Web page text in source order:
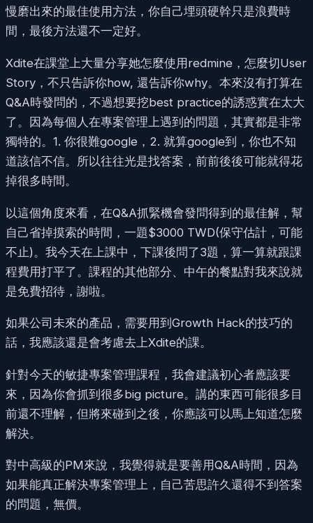
慢磨出來的最佳使用方法，你自己埋頭硬幹只是浪費時
間，最後方法還不一定好。
Xdite在課堂上大量分享她怎麼使用redmine，怎麼切User
Story，不只告訴你how, 還告訴你why。本來沒有打算在
Q&A時發問的，不過想要挖best practice的誘惑實在太大
了。因為每個人在專案管理上遇到的問題，其實都是非常
獨特的。1. 你很難google，2. 就算google到，你也不知
道該信不信。所以往往光是找答案，前前後後可能就得花
掉很多時間。
以這個角度來看，在Q&A抓緊機會發問得到的最佳解，幫
自己省掉摸索的時間，一題$3000 TWD(保守估計，可能
不止)。我今天在上課中，下課後問了3題，算一算就跟課
程費用打平了。課程的其他部分、中午的餐點對我來說就
是免費招待，謝啦。
如果公司未來的產品，需要用到Growth Hack的技巧的
話，我應該還是會考慮去上Xdite的課。
針對今天的敏捷專案管理課程，我會建議初心者應該要
來，因為你會抓到很多big picture。講的東西可能很多目
前還不理解，但將來碰到之後，你應該可以馬上知道怎麼
解決。
對中高級的PM來說，我覺得就是要善用Q&A時間，因為
如果能真正解決專案管理上，自己苦思許久還得不到答案
的問題，無價。